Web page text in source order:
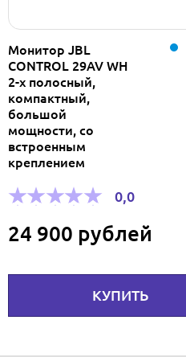
Монитор JBL
CONTROL 29AV WH
2-х полосный,
компактный,
большой
мощности, со
встроенным
креплением
0,0
24 900 рублей
КУПИТЬ